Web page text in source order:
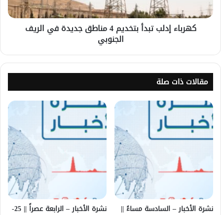
كهرباء إدلب تبدأ بتخديم 4 مناطق جديدة في الريف
الجنوبي
مقالات ذات صلة
نشرة الأخبار – السادسة مساءً || نشرة الأخبار – الرابعة عصراً || 25-